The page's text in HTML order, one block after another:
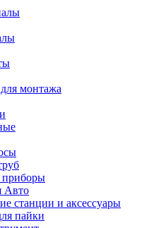
монтажа
приборы
Авто
станции и аксессуары
пайки